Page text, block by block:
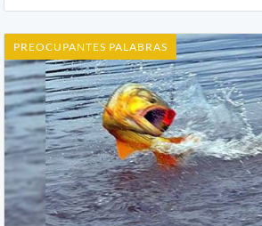
PREOCUPANTES PALABRAS